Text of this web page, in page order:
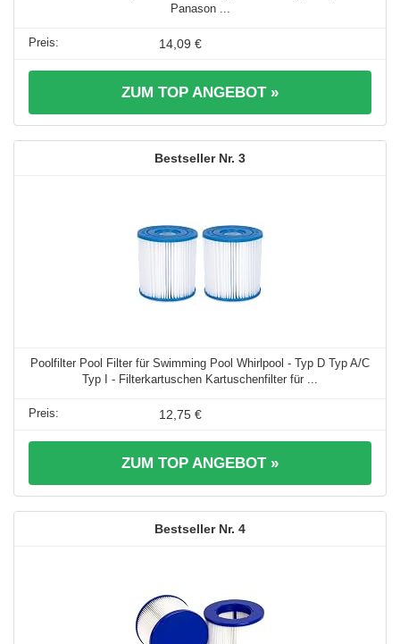
Panason ...
14,09 €
ZUM TOP ANGEBOT »
3
Poolfilter Pool Filter für Swimming Pool Whirlpool - Typ D Typ A/C
Typ I - Filterkartuschen Kartuschenfilter für ...
12,75 €
ZUM TOP ANGEBOT »
4